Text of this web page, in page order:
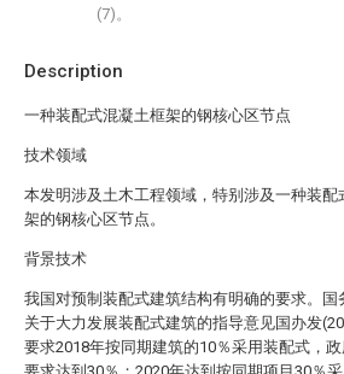
Description
一种装配式混凝土框架的钢核心区节点
技术领域
本发明涉及土木工程领域，特别涉及一种装配
架的钢核心区节点。
背景技术
我国对预制装配式建筑结构有明确的要求。国
关于大力发展装配式建筑的指导意见国办发
要求2018年按同期建筑的10％采用装配式，政
(7)。